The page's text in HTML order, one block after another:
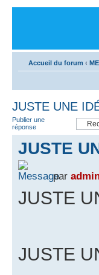
Accueil du forum ‹
JUSTE UNE
Publier une
réponse
JUSTE
par
JUSTE
JUSTE